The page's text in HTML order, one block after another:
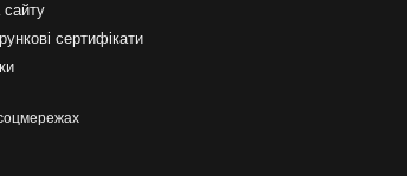
сертифікати